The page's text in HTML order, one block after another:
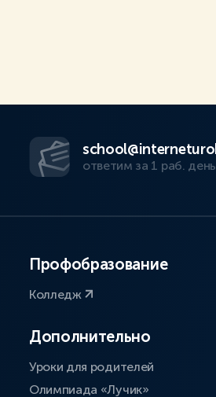
ответим за 1 раб. день
Профобразование
Колледж
Дополнительно
Уроки для родителей
Олимпиада «Лучик»